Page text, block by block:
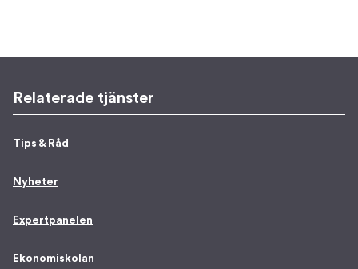
Relaterade tjänster
Tips & Råd
Nyheter
Expertpanelen
Ekonomiskolan